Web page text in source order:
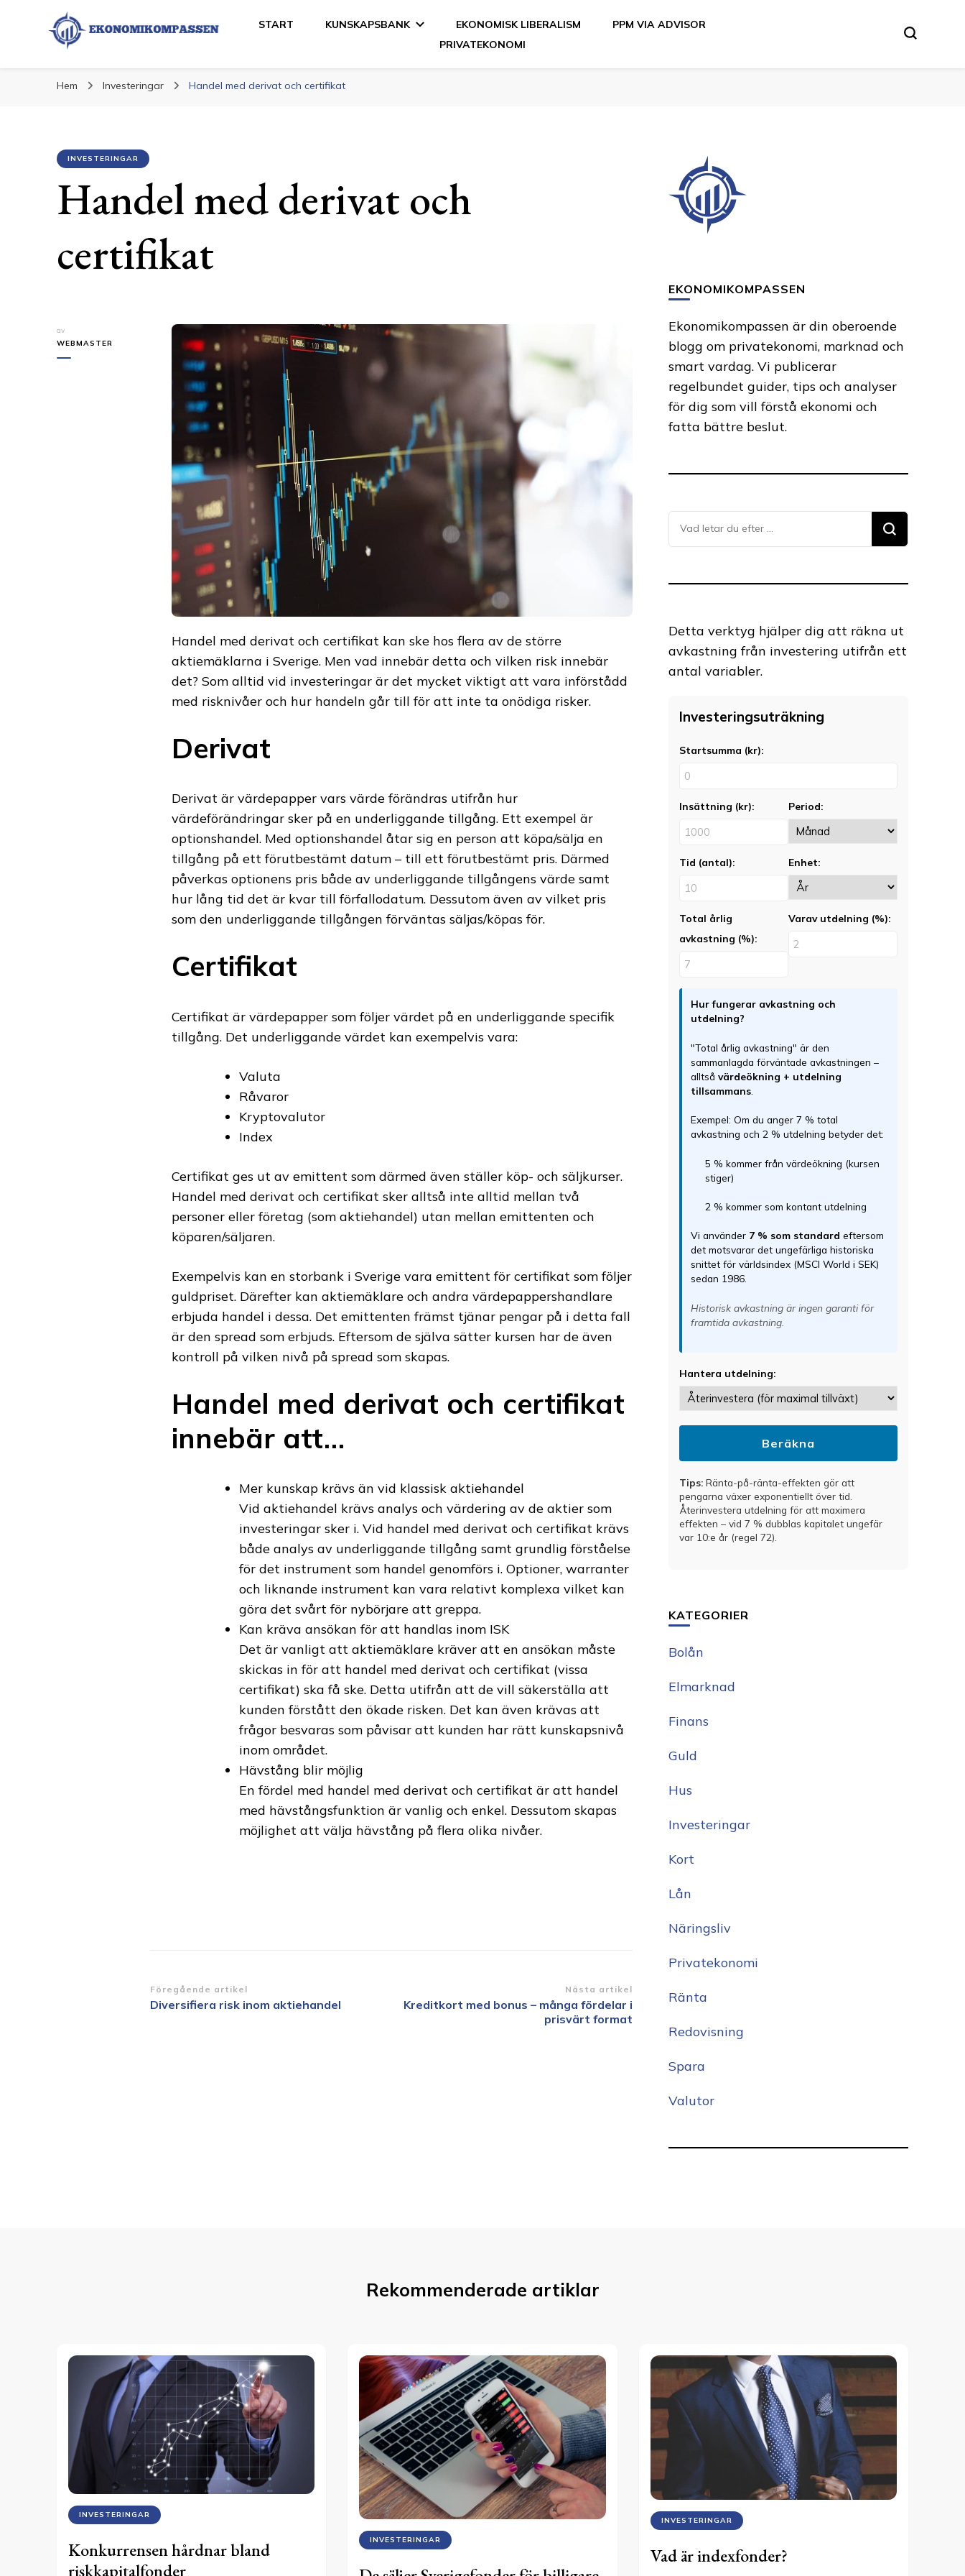
Ekonomikompassen
START KUNSKAPSBANK EKONOMISK LIBERALISM
PPM VIA ADVISOR
PRIVATEKONOMI
Hem Investeringar Handel med derivat och certifikat
INVESTERINGAR
Handel med derivat och
certifikat
av
WEBMASTER
Handel med derivat och certifikat kan ske hos flera av de större
aktiemäklarna i Sverige. Men vad innebär detta och vilken risk innebär
det? Som alltid vid investeringar är det mycket viktigt att vara införstådd
med risknivåer och hur handeln går till för att inte ta onödiga risker.
Derivat
Derivat är värdepapper vars värde förändras utifrån hur
värdeförändringar sker på en underliggande tillgång. Ett exempel är
optionshandel. Med optionshandel åtar sig en person att köpa/sälja en
tillgång på ett förutbestämt datum – till ett förutbestämt pris. Därmed
påverkas optionens pris både av underliggande tillgångens värde samt
hur lång tid det är kvar till förfallodatum. Dessutom även av vilket pris
som den underliggande tillgången förväntas säljas/köpas för.
Certifikat
Certifikat är värdepapper som följer värdet på en underliggande specifik
tillgång. Det underliggande värdet kan exempelvis vara:
Valuta
Råvaror
Kryptovalutor
Index
Certifikat ges ut av emittent som därmed även ställer köp- och säljkurser.
Handel med derivat och certifikat sker alltså inte alltid mellan två
personer eller företag (som aktiehandel) utan mellan emittenten och
köparen/säljaren.
Exempelvis kan en storbank i Sverige vara emittent för certifikat som följer
guldpriset. Därefter kan aktiemäklare och andra värdepappershandlare
erbjuda handel i dessa. Det emittenten främst tjänar pengar på i detta fall
är den spread som erbjuds. Eftersom de själva sätter kursen har de även
kontroll på vilken nivå på spread som skapas.
Handel med derivat och certifikat
innebär att…
Mer kunskap krävs än vid klassisk aktiehandel
Vid aktiehandel krävs analys och värdering av de aktier som
investeringar sker i. Vid handel med derivat och certifikat krävs
både analys av underliggande tillgång samt grundlig förståelse
för det instrument som handel genomförs i. Optioner, warranter
och liknande instrument kan vara relativt komplexa vilket kan
göra det svårt för nybörjare att greppa.
Kan kräva ansökan för att handlas inom ISK
Det är vanligt att aktiemäklare kräver att en ansökan måste
skickas in för att handel med derivat och certifikat (vissa
certifikat) ska få ske. Detta utifrån att de vill säkerställa att
kunden förstått den ökade risken. Det kan även krävas att
frågor besvaras som påvisar att kunden har rätt kunskapsnivå
inom området.
Hävstång blir möjlig
En fördel med handel med derivat och certifikat är att handel
med hävstångsfunktion är vanlig och enkel. Dessutom skapas
möjlighet att välja hävstång på flera olika nivåer.
Inläggsnavigering
Föregående artikel
Diversifiera risk inom aktiehandel
Nästa artikel
Kreditkort med bonus – många fördelar i
prisvärt format
EKONOMIKOMPASSEN
Ekonomikompassen är din oberoende
blogg om privatekonomi, marknad och
smart vardag. Vi publicerar
regelbundet guider, tips och analyser
för dig som vill förstå ekonomi och
fatta bättre beslut.
Letar
du
något?
Detta verktyg hjälper dig att räkna ut
avkastning från investering utifrån ett
antal variabler.
Investeringsuträkning
Startsumma (kr):
Insättning (kr): Period:
Tid (antal): Enhet:
Total årlig
avkastning (%):
Varav utdelning (%):
Hur fungerar avkastning och
utdelning?
"Total årlig avkastning" är den
sammanlagda förväntade avkastningen –
alltså värdeökning + utdelning
tillsammans.
Exempel: Om du anger 7 % total
avkastning och 2 % utdelning betyder det:
5 % kommer från värdeökning (kursen
stiger)
2 % kommer som kontant utdelning
Vi använder 7 % som standard eftersom
det motsvarar det ungefärliga historiska
snittet för världsindex (MSCI World i SEK)
sedan 1986.
Historisk avkastning är ingen garanti för
framtida avkastning.
Hantera utdelning:
Beräkna
Tips:Ränta-på-ränta-effekten gör att
pengarna växer exponentiellt över tid.
Återinvestera utdelning för att maximera
effekten – vid 7 % dubblas kapitalet ungefär
var 10:e år (regel 72).
KATEGORIER
Bolån
Elmarknad
Finans
Guld
Hus
Investeringar
Kort
Lån
Näringsliv
Privatekonomi
Ränta
Redovisning
Spara
Valutor
Rekommenderade artiklar
INVESTERINGAR
Konkurrensen hårdnar bland
riskkapitalfonder
INVESTERINGAR
INVESTERINGAR
Vad är indexfonder?